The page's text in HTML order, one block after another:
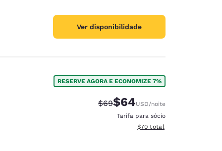
Ver disponibilidade
RESERVE AGORA E ECONOMIZE 7%
Tarifa anterior “tachada”:
$69Tarifa com desconto:
$64USD/noite
Tarifa para sócio
Exibir detalhes do total
$70 total